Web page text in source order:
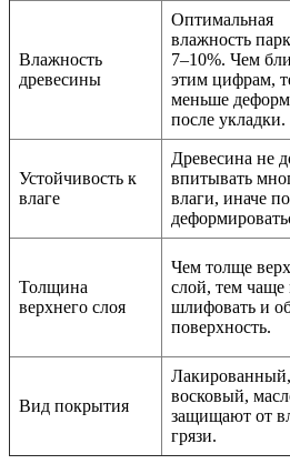
Влажность
древесины
Оптимальная
влажность
7–10%. Чем
этим цифрам,
меньше
после укладки.
Устойчивость к
влаге
Древесина не
впитывать
влаги, иначе
Толщина
верхнего слоя
Чем толще
слой, тем
шлифовать и
поверхность.
Вид покрытия
восковый,
защищают от
грязи.